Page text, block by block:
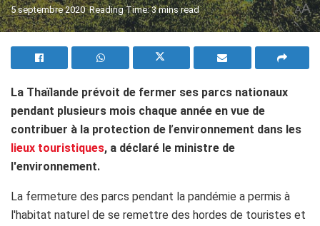
5 septembre 2020 Reading Time: 3 mins read AA
La Thaïlande prévoit de fermer ses parcs nationaux
pendant plusieurs mois chaque année en vue de
contribuer à la protection de l’environnement dans les
lieux touristiques, a déclaré le ministre de
l'environnement.
La fermeture des parcs pendant la pandémie a permis à
l'habitat naturel de se remettre des hordes de touristes et